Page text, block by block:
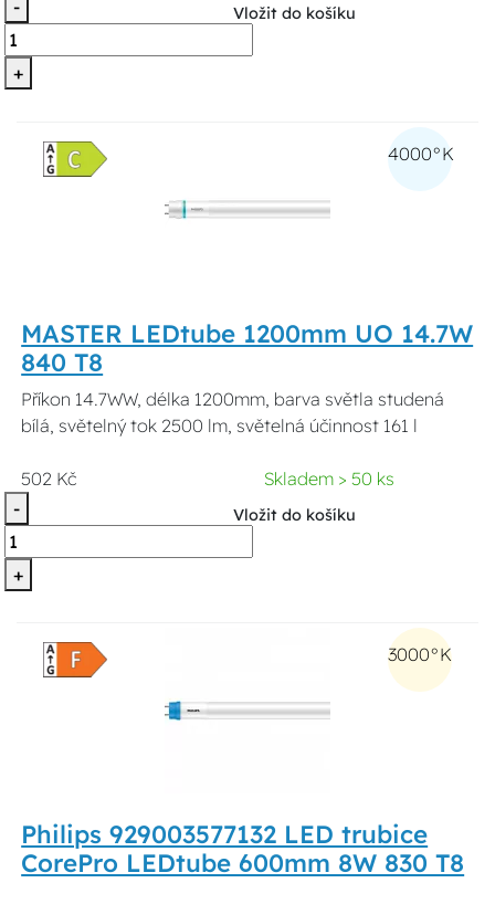
-
+
Vložit do košíku
4000°K
MASTER LEDtube 1200mm UO 14.7W
840 T8
Příkon 14.7WW, délka 1200mm, barva světla studená
bílá, světelný tok 2500 lm, světelná účinnost 161 l
502 Kč
Skladem > 50 ks
-
+
Vložit do košíku
3000°K
Philips 929003577132 LED trubice
CorePro LEDtube 600mm 8W 830 T8